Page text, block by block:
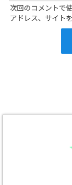
次回のコメントで
アドレス、サイト